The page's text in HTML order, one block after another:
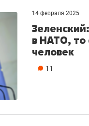
14 февраля 2025
в НАТО, то
человек
11